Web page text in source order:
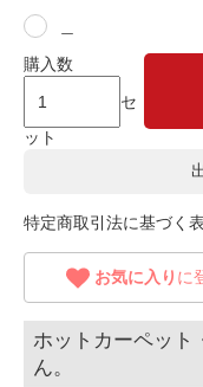
購入数
セ
ット
特定商取引法に基づく
お気に入り に
ホットカーペット
ん。